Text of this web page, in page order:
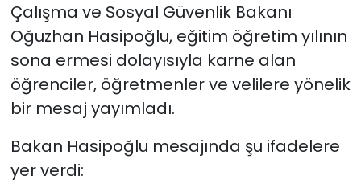
Çalışma ve Sosyal Güvenlik Bakanı
Oğuzhan Hasipoğlu, eğitim öğretim yılının
sona ermesi dolayısıyla karne alan
öğrenciler, öğretmenler ve velilere yönelik
bir mesaj yayımladı.
Bakan Hasipoğlu mesajında şu ifadelere
yer verdi:
SAĞLIK
Spor
Teknoloji
TÜRKiYE
Video Galeri